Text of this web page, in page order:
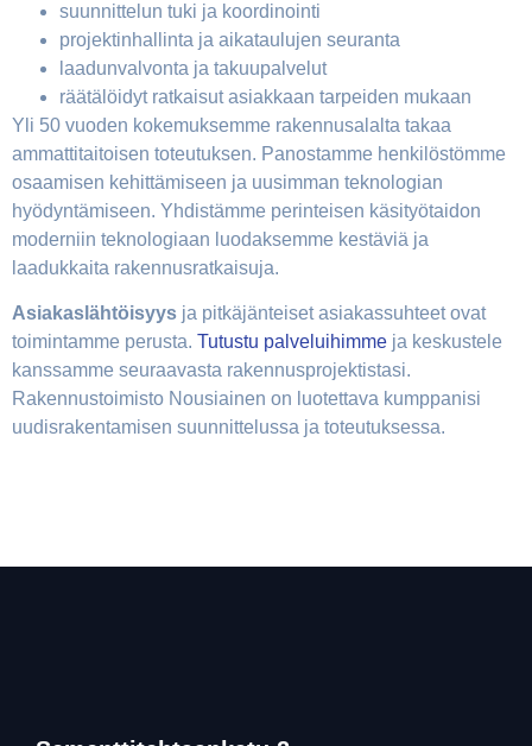
suunnittelun tuki ja koordinointi
projektinhallinta ja aikataulujen seuranta
laadunvalvonta ja takuupalvelut
räätälöidyt ratkaisut asiakkaan tarpeiden mukaan
Yli 50 vuoden kokemuksemme rakennusalalta takaa
ammattitaitoisen toteutuksen. Panostamme henkilöstömme
osaamisen kehittämiseen ja uusimman teknologian
hyödyntämiseen. Yhdistämme perinteisen käsityötaidon
moderniin teknologiaan luodaksemme kestäviä ja
laadukkaita rakennusratkaisuja.
Asiakaslähtöisyys ja pitkäjänteiset asiakassuhteet ovat
toimintamme perusta. Tutustu palveluihimme ja keskustele
kanssamme seuraavasta rakennusprojektistasi.
Rakennustoimisto Nousiainen on luotettava kumppanisi
uudisrakentamisen suunnittelussa ja toteutuksessa.